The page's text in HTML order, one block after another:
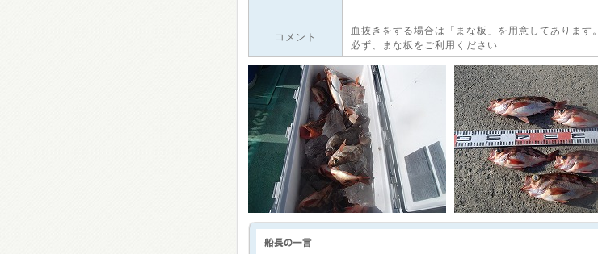
コメント
血抜きをする場合は「まな板」を用意してあります。
必ず、まな板をご利用ください